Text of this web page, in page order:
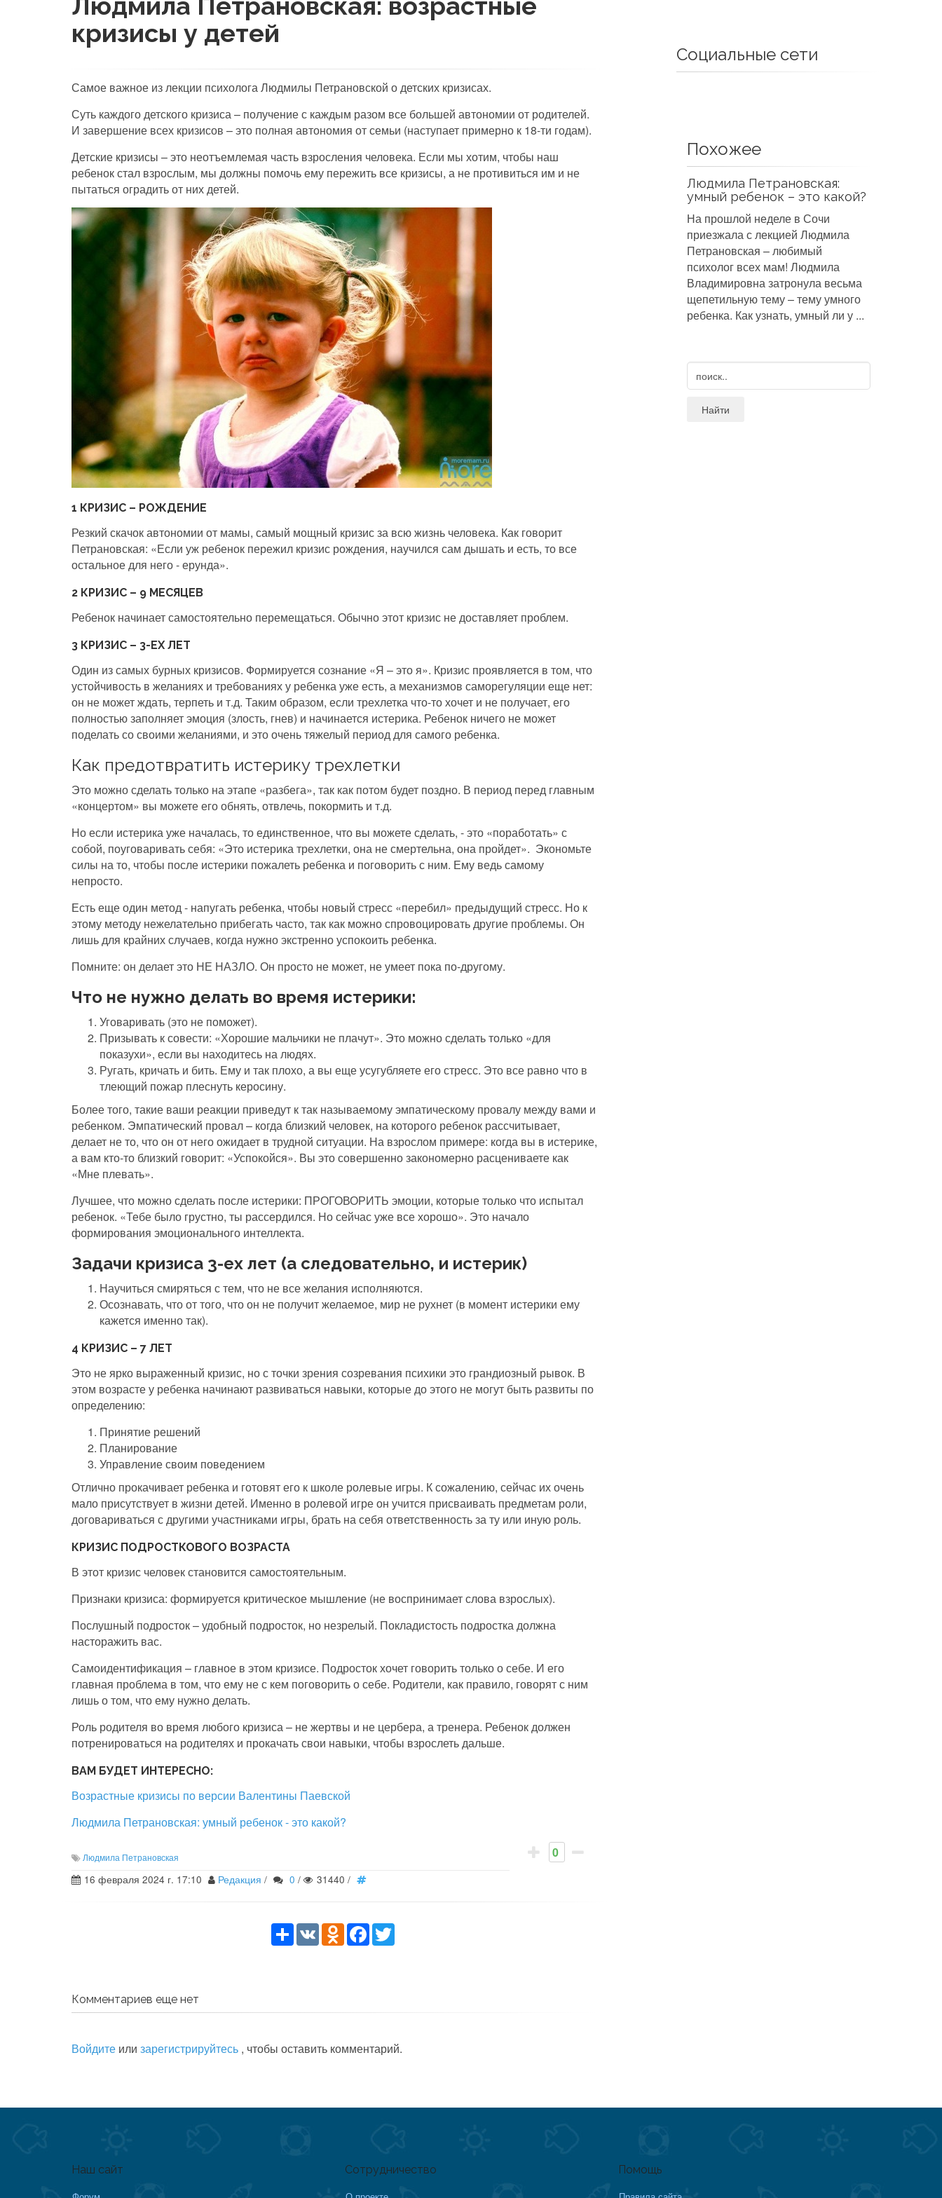
кризисы у детей
Самое важное из лекции психолога Людмилы Петрановской о детских кризисах.
Суть каждого детского кризиса – получение с каждым разом все большей автономии от родителей.
И завершение всех кризисов – это полная автономия от семьи (наступает примерно к 18-ти годам).
Детские кризисы – это неотъемлемая часть взросления человека. Если мы хотим, чтобы наш
ребенок стал взрослым, мы должны помочь ему пережить все кризисы, а не противиться им и не
пытаться оградить от них детей.
1 КРИЗИС – РОЖДЕНИЕ
Резкий скачок автономии от мамы, самый мощный кризис за всю жизнь человека. Как говорит
Петрановская: «Если уж ребенок пережил кризис рождения, научился сам дышать и есть, то все
остальное для него - ерунда».
2 КРИЗИС – 9 МЕСЯЦЕВ
Ребенок начинает самостоятельно перемещаться. Обычно этот кризис не доставляет проблем.
3 КРИЗИС – 3-ЕХ ЛЕТ
Один из самых бурных кризисов. Формируется сознание «Я – это я». Кризис проявляется в том, что
устойчивость в желаниях и требованиях у ребенка уже есть, а механизмов саморегуляции еще нет:
он не может ждать, терпеть и т.д. Таким образом, если трехлетка что-то хочет и не получает, его
полностью заполняет эмоция (злость, гнев) и начинается истерика. Ребенок ничего не может
поделать со своими желаниями, и это очень тяжелый период для самого ребенка.
Как предотвратить истерику трехлетки
Это можно сделать только на этапе «разбега», так как потом будет поздно. В период перед главным
«концертом» вы можете его обнять, отвлечь, покормить и т.д.
Но если истерика уже началась, то единственное, что вы можете сделать, - это «поработать» с
собой, поуговаривать себя: «Это истерика трехлетки, она не смертельна, она пройдет». Экономьте
силы на то, чтобы после истерики пожалеть ребенка и поговорить с ним. Ему ведь самому
непросто.
Есть еще один метод - напугать ребенка, чтобы новый стресс «перебил» предыдущий стресс. Но к
этому методу нежелательно прибегать часто, так как можно спровоцировать другие проблемы. Он
лишь для крайних случаев, когда нужно экстренно успокоить ребенка.
Помните: он делает это НЕ НАЗЛО. Он просто не может, не умеет пока по-другому.
Что не нужно делать во время истерики:
Уговаривать (это не поможет).
Призывать к совести: «Хорошие мальчики не плачут». Это можно сделать только «для
показухи», если вы находитесь на людях.
Ругать, кричать и бить. Ему и так плохо, а вы еще усугубляете его стресс. Это все равно что в
тлеющий пожар плеснуть керосину.
Более того, такие ваши реакции приведут к так называемому эмпатическому провалу между вами и
ребенком. Эмпатический провал – когда близкий человек, на которого ребенок рассчитывает,
делает не то, что он от него ожидает в трудной ситуации. На взрослом примере: когда вы в истерике,
а вам кто-то близкий говорит: «Успокойся». Вы это совершенно закономерно расцениваете как
«Мне плевать».
Лучшее, что можно сделать после истерики: ПРОГОВОРИТЬ эмоции, которые только что испытал
ребенок. «Тебе было грустно, ты рассердился. Но сейчас уже все хорошо». Это начало
формирования эмоционального интеллекта.
Задачи кризиса 3-ех лет (а следовательно, и истерик)
Научиться смиряться с тем, что не все желания исполняются.
Осознавать, что от того, что он не получит желаемое, мир не рухнет (в момент истерики ему
кажется именно так).
4 КРИЗИС – 7 ЛЕТ
Это не ярко выраженный кризис, но с точки зрения созревания психики это грандиозный рывок. В
этом возрасте у ребенка начинают развиваться навыки, которые до этого не могут быть развиты по
определению:
Принятие решений
Планирование
Управление своим поведением
Отлично прокачивает ребенка и готовят его к школе ролевые игры. К сожалению, сейчас их очень
мало присутствует в жизни детей. Именно в ролевой игре он учится присваивать предметам роли,
договариваться с другими участниками игры, брать на себя ответственность за ту или иную роль.
КРИЗИС ПОДРОСТКОВОГО ВОЗРАСТА
В этот кризис человек становится самостоятельным.
Признаки кризиса: формируется критическое мышление (не воспринимает слова взрослых).
Послушный подросток – удобный подросток, но незрелый. Покладистость подростка должна
насторажить вас.
Самоидентификация – главное в этом кризисе. Подросток хочет говорить только о себе. И его
главная проблема в том, что ему не с кем поговорить о себе. Родители, как правило, говорят с ним
лишь о том, что ему нужно делать.
Роль родителя во время любого кризиса – не жертвы и не цербера, а тренера. Ребенок должен
потренироваться на родителях и прокачать свои навыки, чтобы взрослеть дальше.
ВАМ БУДЕТ ИНТЕРЕСНО:
Возрастные кризисы по версии Валентины Паевской
Людмила Петрановская: умный ребенок - это какой?
Людмила Петрановская 0
16 февраля 2024 г. 17:10 Редакция / 0 / 31440 /
ShareVK Odnoklassniki
Facebook
Twitter
Комментариев еще нет
Войдите или зарегистрируйтесь , чтобы оставить комментарий.
Социальные сети
Похожее
Людмила Петрановская:
умный ребенок – это какой?
На прошлой неделе в Сочи
приезжала с лекцией Людмила
Петрановская – любимый
психолог всех мам! Людмила
Владимировна затронула весьма
щепетильную тему – тему умного
ребенка. Как узнать, умный ли у ...
Наш сайт
Сотрудничество
Помощь